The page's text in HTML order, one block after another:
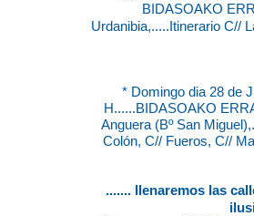
BIDASOAKO
Urdanibia,.....Itinerario C//
* Domingo dia 28 de
H......BIDASOAKO
Anguera (Bº San
Colón, C// Fueros, C//
....... llenaremos las